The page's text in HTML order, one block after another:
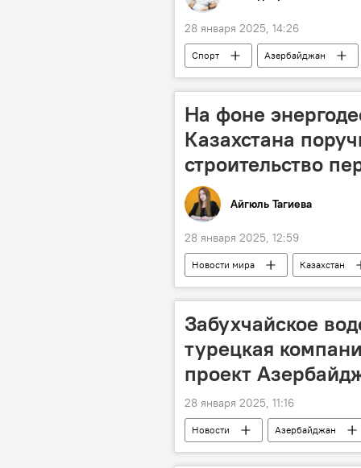
28 января 2025, 14:26
Спорт Азербайджан
ФК "Туран-Товуз"
российский тренер Василий
На фоне
Казахстана
строительство
Айгюль Тагиева
28 января 2025, 12:59
Новости мира Казахстан
Энергетика
АЭС
Забухчайское
турецкая
проект
28 января 2025, 11:16
Новости Азербайджан
Водоснабжение
Сельское